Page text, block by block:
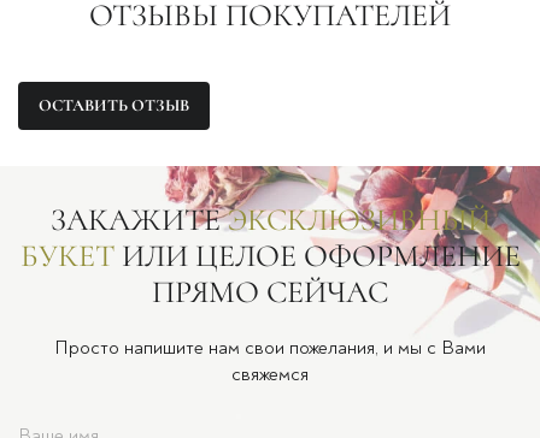
ОТЗЫВЫ ПОКУПАТЕЛЕЙ
ОСТАВИТЬ ОТЗЫВ
ЗАКАЖИТЕЭКСКЛЮЗИВНЫЙ
БУКЕТИЛИ ЦЕЛОЕ ОФОРМЛЕНИЕ
ПРЯМО СЕЙЧАС
Просто напишите нам свои пожелания, и мы с Вами
свяжемся